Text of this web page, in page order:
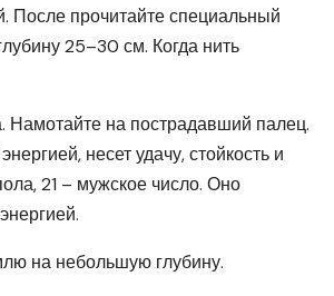
После прочитайте специальный
25–30 см. Когда нить
Намотайте на пострадавший палец.
несет удачу, стойкость и
21 – мужское число. Оно
на небольшую глубину.